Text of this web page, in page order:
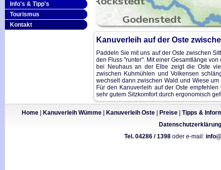
Info's & Tipp's
Tourismus
Kontakt
Kanuverleih auf der Oste
Paddeln Sie mit uns auf der Oste zwischen
den Fluss "runter". Mit einer Gesamtlänge
bei Neuhaus an der Elbe zeigt die Oste
zwischen Kuhmühlen und Volkensen
wechselt dann zwischen Wald und Wiese
Für den Kanuverleih auf der Oste
sehr gutem Sitzkomfort durch ergonomisch
Home| Kanuverleih Wümme| Kanuverleih Oste| Preise| Tipps &
Datenschutzerklärung
Tel. 04286 / 1398 oder e-mail: